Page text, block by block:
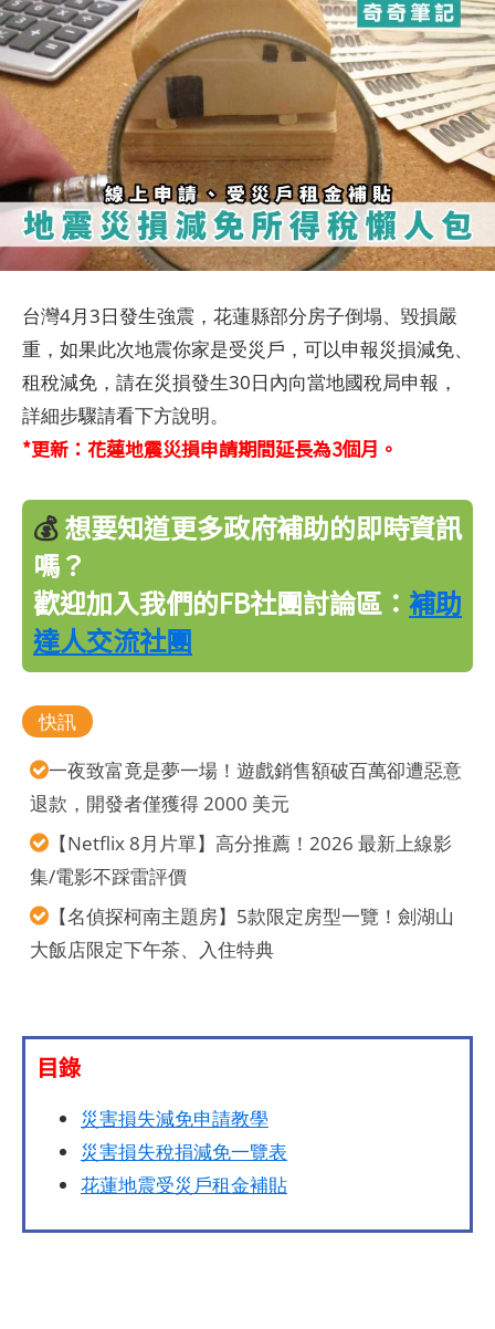
台灣4月3日發生強震，花蓮縣部分房子倒塌、毀損嚴
重，如果此次地震你家是受災戶，可以申報災損減免、
租稅減免，請在災損發生30日內向當地國稅局申報，
詳細步驟請看下方說明。
*更新：花蓮地震災損申請期間延長為3個月。
💰想要知道更多政府補助的即時資訊
嗎？
歡迎加入我們的FB社團討論區： 補助
達人交流社團
快訊
一夜致富竟是夢一場！遊戲銷售額破百萬卻遭惡意
退款，開發者僅獲得 2000 美元
【Netflix 8月片單】高分推薦！2026 最新上線影
集/電影不踩雷評價
【名偵探柯南主題房】5款限定房型一覽！劍湖山
大飯店限定下午茶、入住特典
目錄
災害損失減免申請教學
災害損失稅捐減免一覽表
花蓮地震受災戶租金補貼